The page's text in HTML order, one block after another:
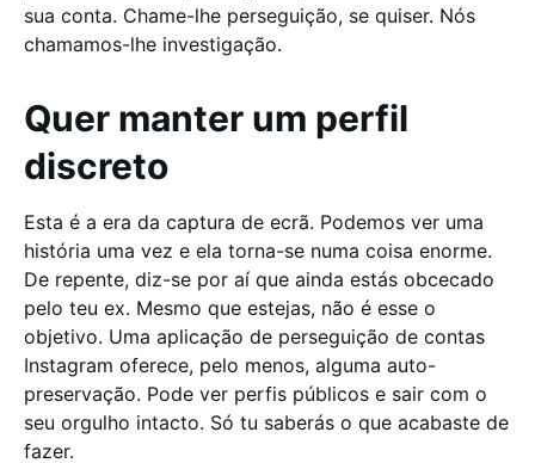
sua conta. Chame-lhe perseguição, se quiser. Nós
chamamos-lhe investigação.
Quer manter um perfil
discreto
Esta é a era da captura de ecrã. Podemos ver uma
história uma vez e ela torna-se numa coisa enorme.
De repente, diz-se por aí que ainda estás obcecado
pelo teu ex. Mesmo que estejas, não é esse o
objetivo. Uma aplicação de perseguição de contas
Instagram oferece, pelo menos, alguma auto-
preservação. Pode ver perfis públicos e sair com o
seu orgulho intacto. Só tu saberás o que acabaste de
fazer.